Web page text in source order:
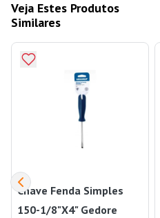
Veja Estes Produtos
Similares
Chave Fenda Simples
150-1/8"X4" Gedore